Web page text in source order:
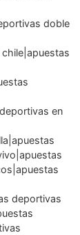
doble
en
deportivas